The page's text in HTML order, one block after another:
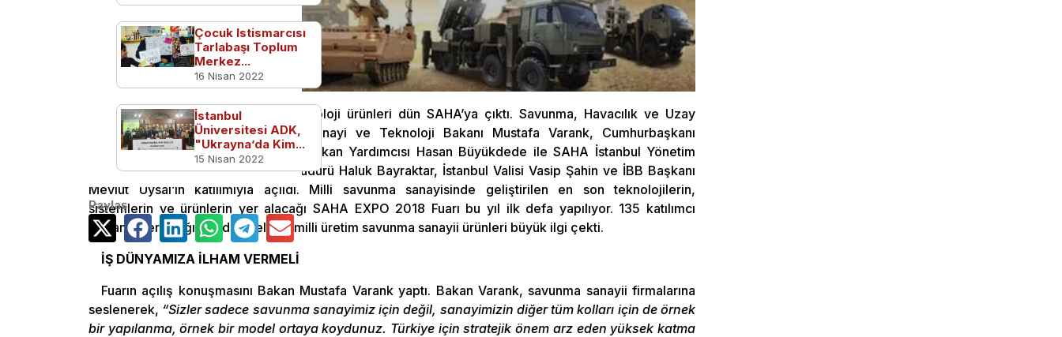
Milli savunma sanayisinin son teknoloji ürünleri dün SAHA’ya çıktı. Savunma, Havacılık ve Uzay
Sanayii Fuarı SAHA EXPO 2018, Sanayi ve Teknoloji Bakanı Mustafa Varank, Cumhurbaşkanı
Başdanışmanı Sanayi ve Teknoloji Bakan Yardımcısı Hasan Büyükdede ile SAHA İstanbul Yönetim
Kurulu Başkanı ve Baykar Genel Müdürü Haluk Bayraktar, İstanbul Valisi Vasip Şahin ve İBB Başkanı
Mevlüt Uysal’ın katılımıyla açıldı. Milli savunma sanayisinde geliştirilen en son teknolojilerin,
sistemlerin ve ürünlerin yer alacağı SAHA EXPO 2018 Fuarı bu yıl ilk defa yapılıyor. 135 katılımcı
firmanın yer aldığı fuarda özellikle milli üretim savunma sanayii ürünleri büyük ilgi çekti.
İŞ DÜNYAMIZA İLHAM VERMELİ
Fuarın açılış konuşmasını Bakan Mustafa Varank yaptı. Bakan Varank, savunma sanayii firmalarına
seslenerek, “Sizler sadece savunma sanayimiz için değil, sanayimizin diğer tüm kolları için de örnek
bir yapılanma, örnek bir model ortaya koydunuz. Türkiye için stratejik önem arz eden yüksek katma
Çocuk Istismarcısı
Tarlabaşı Toplum
Merkez...
16 Nisan 2022
İstanbul
Üniversitesi ADK,
"Ukrayna’da Kim...
15 Nisan 2022
Paylaş